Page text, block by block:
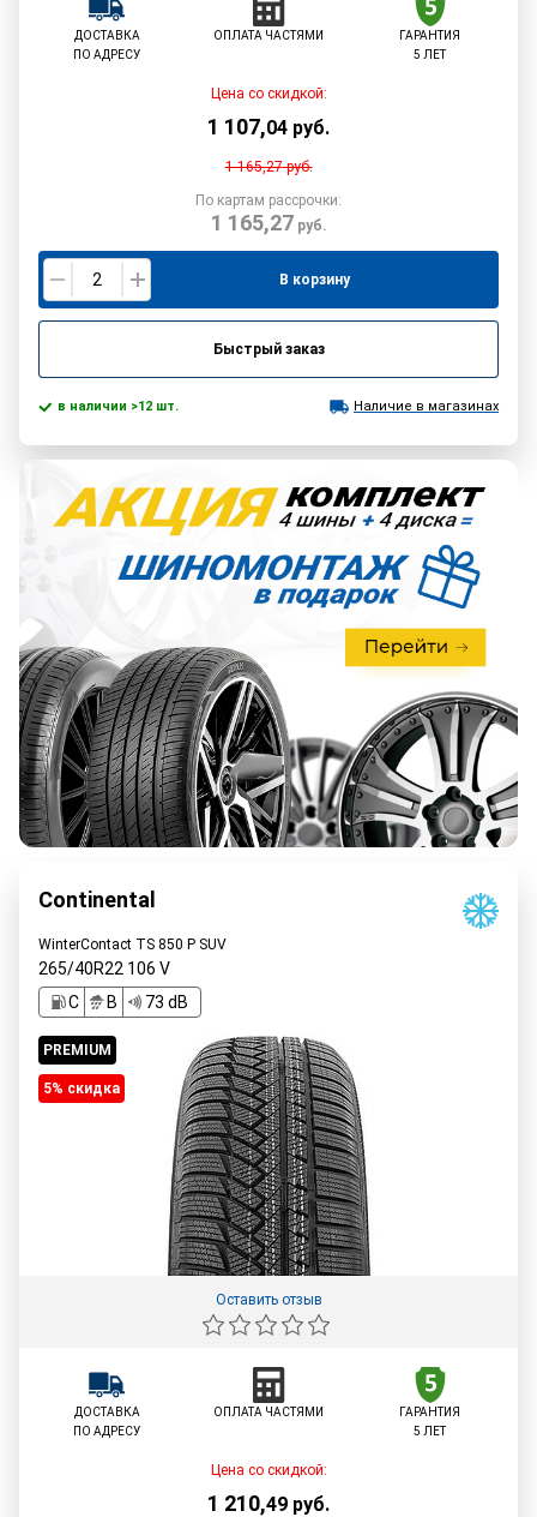
ДОСТАВКА
ПО АДРЕСУ
ОПЛАТА ЧАСТЯМИ
ГАРАНТИЯ
5 ЛЕТ
Цена со скидкой:
1 107,04 руб.
1 165,27руб.
По картам рассрочки:
1 165,27 руб.
В корзину
Быстрый заказ
в наличии >12 шт. Наличие в магазинах
Continental
WinterContact TS 850 P SUV
265/40R22 106 V
C
B 73 dB
PREMIUM
5% cкидка
Оставить отзыв
ДОСТАВКА
ПО АДРЕСУ
ОПЛАТА ЧАСТЯМИ
ГАРАНТИЯ
5 ЛЕТ
Цена со скидкой:
1 210,49 руб.